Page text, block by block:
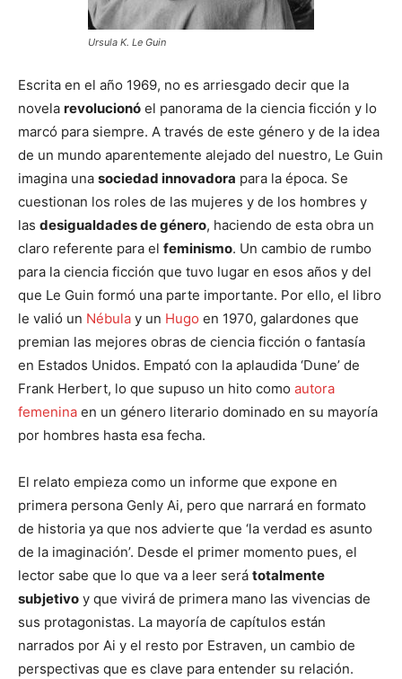
Ursula K. Le Guin
Escrita en el año 1969, no es arriesgado decir que la
novela revolucionó el panorama de la ciencia ficción y lo
marcó para siempre. A través de este género y de la idea
de un mundo aparentemente alejado del nuestro, Le Guin
imagina una sociedad innovadora para la época. Se
cuestionan los roles de las mujeres y de los hombres y
las desigualdades de género, haciendo de esta obra un
claro referente para el feminismo. Un cambio de rumbo
para la ciencia ficción que tuvo lugar en esos años y del
que Le Guin formó una parte importante. Por ello, el libro
le valió un Nébula y un Hugo en 1970, galardones que
premian las mejores obras de ciencia ficción o fantasía
en Estados Unidos. Empató con la aplaudida ‘Dune’ de
Frank Herbert, lo que supuso un hito como autora
femenina en un género literario dominado en su mayoría
por hombres hasta esa fecha.
El relato empieza como un informe que expone en
primera persona Genly Ai, pero que narrará en formato
de historia ya que nos advierte que ‘la verdad es asunto
de la imaginación’. Desde el primer momento pues, el
lector sabe que lo que va a leer será totalmente
subjetivo y que vivirá de primera mano las vivencias de
sus protagonistas. La mayoría de capítulos están
narrados por Ai y el resto por Estraven, un cambio de
perspectivas que es clave para entender su relación.